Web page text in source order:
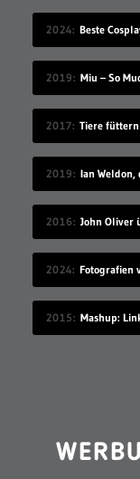
2024 Beste
2019 Miu – So
2017
2019 Ian Weldon,
2016
2024 Fotografien
2015 Mashup: